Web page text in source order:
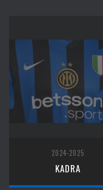
2024-2025
KADRA